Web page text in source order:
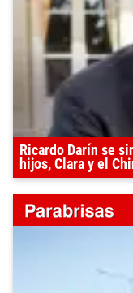
Ricardo Darín se
hijos, Clara y el